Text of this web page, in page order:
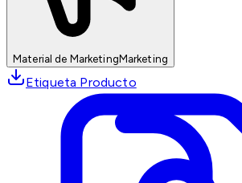
Material de MarketingMarketing
Etiqueta Producto